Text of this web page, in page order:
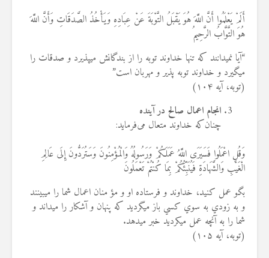
أَلَمْ يَعْلَمُوا أَنَّ اللَّهَ هُوَ يَقْبَلُ التَّوْبَةَ عَنْ عِبَادِهِ وَيَأْخُذُ الصَّدَقَاتِ وَأَنَّ اللَّهَ
هُوَ التَّوَّابُ الرَّحِيمُ
“آيا نمي‏دانند كه تنها خداوند توبه را از بندگانش مي‏پذيرد و صدقات را
مي‏گيرد و خداوند توبه پذير و مهربان است”
(توبه، آیه ۱۰۴)
انجام اعمال صالح در آینده
چنان‌که خداوند متعال می‌فرماید:
وَقُلِ اعْمَلُوا فَسَيَرَى اللَّهُ عَمَلَكُمْ وَرَسُولُهُ وَالْمُؤْمِنُونَ وَسَتُرَدُّونَ إِلَى عَالِمِ
الْغَيْبِ وَالشَّهَادَةِ فَيُنَبِّئُكُمْ بِمَا كُنْتُمْ تَعْمَلُونَ
بگو عمل كنيد، خداوند و فرستاده او و مؤ منان اعمال شما را مي‏بينند
و به زودي به سوي كسي باز مي‏گرديد كه پنهان و آشكار را مي‏داند و
شما را به آنچه عمل مي‏كرديد خبر مي‏دهد.
(توبه، آیه ۱۰۵)